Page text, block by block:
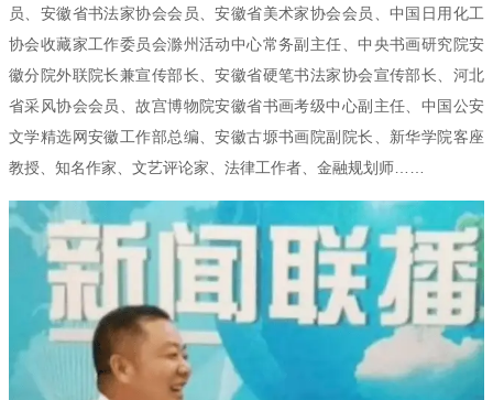
员、安徽省书法家协会会员、安徽省美术家协会会员、中国日用化工
协会收藏家工作委员会滁州活动中心常务副主任、中央书画研究院安
徽分院外联院长兼宣传部长、安徽省硬笔书法家协会宣传部长、河北
省采风协会会员、故宫博物院安徽省书画考级中心副主任、中国公安
文学精选网安徽工作部总编、安徽古塬书画院副院长、新华学院客座
教授、知名作家、文艺评论家、法律工作者、金融规划师……